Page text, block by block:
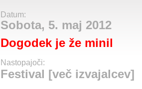
Datum:
Sobota, 5. maj 2012
Dogodek je že minil
Nastopajoči:
Festival [več izvajalcev]